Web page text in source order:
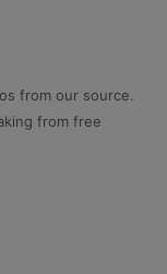
from our source.
from free